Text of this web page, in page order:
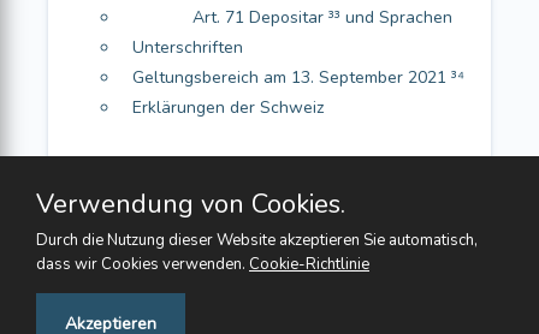
Art. 71 Depositar ³³ und Sprachen
Unterschriften
Geltungsbereich am 13. September 2021 ³⁴
Erklärungen der Schweiz
Verwendung von Cookies.
Durch die Nutzung dieser Website akzeptieren Sie automatisch,
dass wir Cookies verwenden. Cookie-Richtlinie
Akzeptieren